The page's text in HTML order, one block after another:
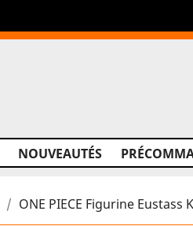
NOUVEAUTÉS
ONE PIECE Figurine